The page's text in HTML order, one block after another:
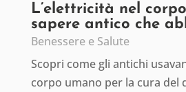
L’elettricità nel
sapere antico che
Benessere e Salute
Scopri come gli antichi
corpo umano per la cura del